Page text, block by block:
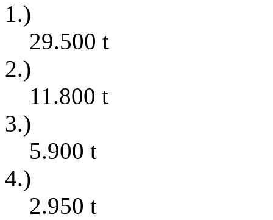
1.)
29.500 t
2.)
11.800 t
3.)
5.900 t
4.)
2.950 t